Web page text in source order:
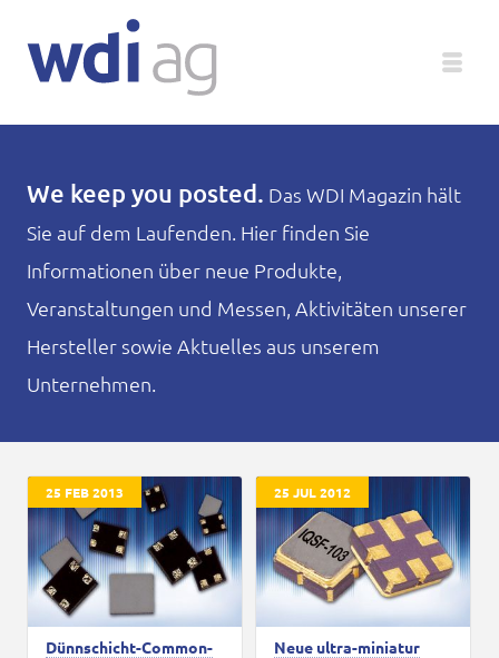
Unternehmen
Produkte
Service
Magazin
Karriere
Kontakt
We keep you posted. Das WDI Magazin hält
Sie auf dem Laufenden. Hier finden Sie
Informationen über neue Produkte,
Veranstaltungen und Messen, Aktivitäten unserer
Hersteller sowie Aktuelles aus unserem
Unternehmen.
25 FEB 2013
Dünnschicht-Common-
25 JUL 2012
Neue ultra-miniatur